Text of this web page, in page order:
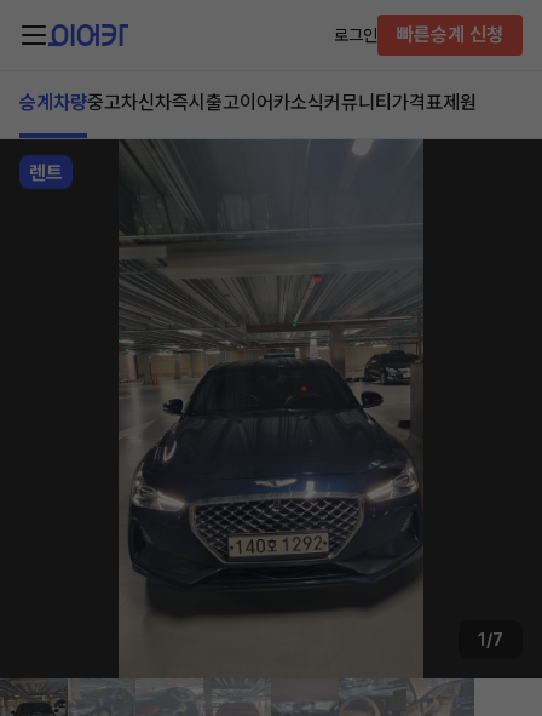
로그인 빠른승계 신청
승계차량중고차신차즉시출고이어카소식커뮤니티 가격표제원
렌트
1/7